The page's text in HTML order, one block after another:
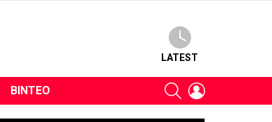
LATEST
ΒΊΝΤΕΟ SEARCH